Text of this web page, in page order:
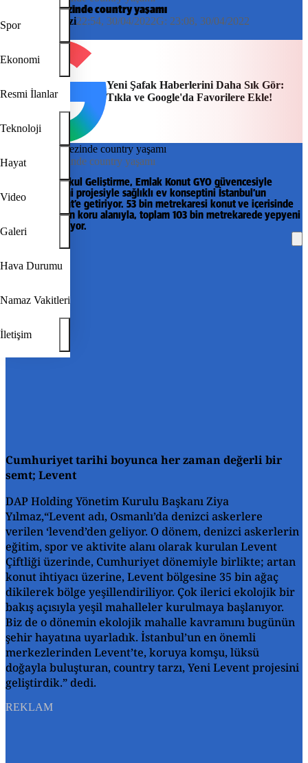
Spor
Ekonomi
Resmi İlanlar
Teknoloji
Hayat
Video
Galeri
Hava Durumu
Namaz Vakitleri
İletişim
Şehrin merkezinde country yaşamı
Haber Merkezi22:54, 30/04/2022G: 23:08, 30/04/2022
Diğer
Yeni Şafak Haberlerini Daha Sık Gör:
Tıkla ve Google'da Favorilere Ekle!
​Şehrin merkezinde country yaşamı
DAP Gayrimenkul Geliştirme, Emlak Konut GYO güvencesiyle
geliştirdiği yeni projesiyle sağlıklı ev konseptini İstanbul’un
merkezi Levent’e getiriyor. 53 bin metrekaresi konut ve içerisinde
okul da yer alan koru alanıyla, toplam 103 bin metrekarede yepyeni
bir yaşam sunuyor.
REKLAM
Cumhuriyet tarihi boyunca her zaman değerli bir
semt; Levent
DAP Holding Yönetim Kurulu Başkanı Ziya
Yılmaz,“Levent adı, Osmanlı’da denizci askerlere
verilen ‘levend’den geliyor. O dönem, denizci askerlerin
eğitim, spor ve aktivite alanı olarak kurulan Levent
Çiftliği üzerinde, Cumhuriyet dönemiyle birlikte; artan
konut ihtiyacı üzerine, Levent bölgesine 35 bin ağaç
dikilerek bölge yeşillendiriliyor. Çok ilerici ekolojik bir
bakış açısıyla yeşil mahalleler kurulmaya başlanıyor.
Biz de o dönemin ekolojik mahalle kavramını bugünün
şehir hayatına uyarladık. İstanbul’un en önemli
merkezlerinden Levent’te, koruya komşu, lüksü
doğayla buluşturan, country tarzı, Yeni Levent projesini
geliştirdik.” dedi.
REKLAM